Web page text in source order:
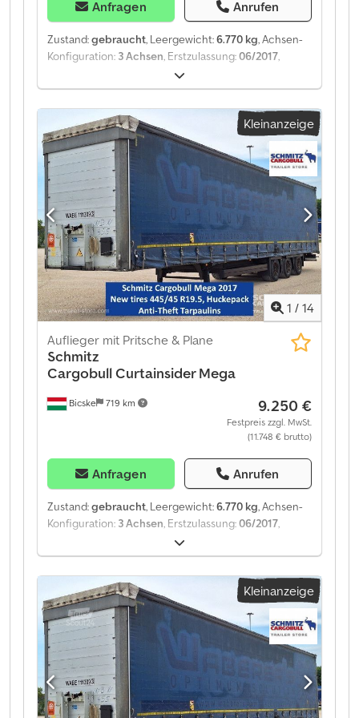
Anfragen Anrufen
Zustand:gebraucht, Leergewicht:6.770 kg, Achsen-
Konfiguration: 3 Achsen , Erstzulassung:06/2017
2017
Eigengewicht: 6.770 kg, Luftfederung,
Heckunterfahrschutz, Elektronisches Bremssystem
(EBS), 1x15- und 2x7-polige Steckdosen, Antispray, Eine
Übersicht aller verfügbaren Fahrzeuge finden Sie auf
unserer Website. Finanzierung gewünscht? Wir bieten
individuelle Finanzierungslösungen, Full-Service-
Verträge und Telematik-Dienste an. Gerne beraten wir
Sie persönlich. Dwodpfx Afoztgxqoqsa
Kleinanzeige
1 / 14
Bicske 719 km
Auflieger mit Pritsche & Plane
Schmitz
CargobullCurtainsider Mega
9.250 €
Festpreis zzgl. MwSt.
(11.748 € brutto)
Anfragen Anrufen
Zustand:gebraucht, Leergewicht:6.770 kg, Achsen-
Konfiguration: 3 Achsen, Erstzulassung:06/2017,
2017
Eigengewicht: 6.770 kg, Luftfederung,
Heckunterfahrschutz, Elektronisches Bremssystem
(EBS), 1x15- und 2x7-polige Steckdosen, Antispray, Eine
Übersicht aller verfügbaren Fahrzeuge finden Sie auf
unserer Website. Finanzierung gewünscht? Wir bieten
individuelle Finanzierungslösungen, Full-Service-
Verträge und Telematik-Dienste an. Gerne beraten wir
Sie persönlich. Dsdpjztgxwefx Afqewa
Kleinanzeige